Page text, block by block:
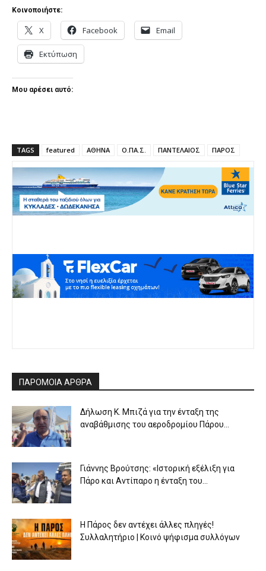
Κοινοποιήστε:
X Facebook Email
Εκτύπωση
Μου αρέσει αυτό:
TAGS featured ΑΘΗΝΑ Ο.ΠΑ.Σ. ΠΑΝΤΕΛΑΙΟΣ ΠΑΡΟΣ
ΠΑΡΟΜΟΙΑ ΑΡΘΡΑ
Δήλωση Κ. Μπιζά για την ένταξη της
αναβάθμισης του αεροδρομίου Πάρου...
Γιάννης Βρούτσης: «Ιστορική εξέλιξη για
Πάρο και Αντίπαρο η ένταξη του...
Η Πάρος δεν αντέχει άλλες πληγές!
Συλλαλητήριο | Κοινό ψήφισμα συλλόγων